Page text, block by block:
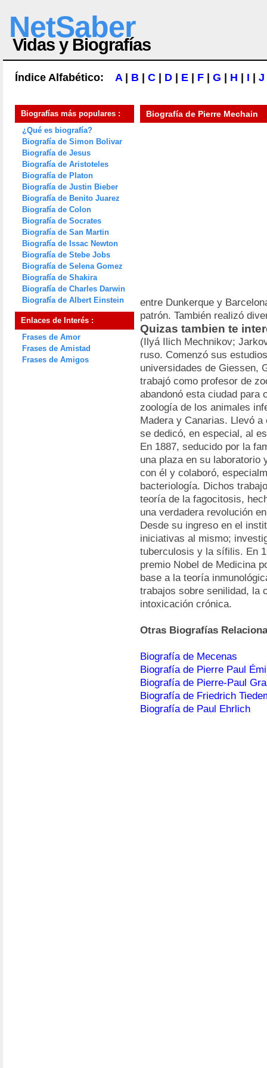
NetSaber
Vidas y Biografías
Índice Alfabético: A| B C D E F G H I J
Biografías más populares :
¿Qué es biografía?
Biografía de Simon Bolivar
Biografía de Jesus
Biografía de Aristoteles
Biografía de Platon
Biografía de Justin Bieber
Biografía de Benito Juarez
Biografía de Colon
Biografía de Socrates
Biografía de San Martin
Biografía de Issac Newton
Biografía de Stebe Jobs
Biografía de Selena Gomez
Biografía de Shakira
Biografía de Charles Darwin
Biografía de Albert Einstein
Enlaces de Interés :
Frases de Amor
Frases de Amistad
Frases de Amigos
Biografía de Pierre Mechain
entre Dunkerque y
patrón. También realizó
Quizas tambien te
(Ilyá Ilich Mechnikov;
ruso. Comenzó sus
universidades de Giessen,
trabajó como profesor de
abandonó esta ciudad para
zoología de los animales
Madera y Canarias. Llevó
se dedicó, en especial, al
En 1887, seducido por la
una plaza en su laboratorio
con él y colaboró,
bacteriología. Dichos
teoría de la fagocitosis,
una verdadera revolución
Desde su ingreso en el
iniciativas al mismo;
tuberculosis y la sífilis. En
premio Nobel de Medicina
base a la teoría
trabajos sobre senilidad, la
intoxicación crónica.
Otras Biografías
Biografía de Mecenas
Biografía de Pierre Paul
Biografía de Pierre-Paul
Biografía de Friedrich
Biografía de Paul Ehrlich